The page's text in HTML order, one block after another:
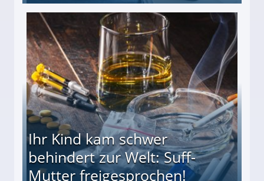
(34) in den finanziellen Ruin!
Ihr Kind kam schwer
behindert zur Welt: Suff-
Mutter freigesprochen!